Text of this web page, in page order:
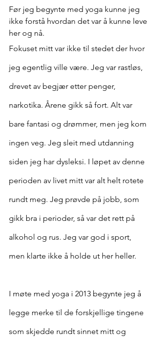
Før jeg begynte med yoga kunne jeg
ikke forstå hvordan det var å kunne leve
her og nå.
Fokuset mitt var ikke til stedet der hvor
jeg egentlig ville være. Jeg var rastløs,
drevet av begjær etter penger,
narkotika. Årene gikk så fort. Alt var
bare fantasi og drømmer, men jeg kom
ingen veg. Jeg sleit med utdanning
siden jeg har dysleksi. I løpet av denne
perioden av livet mitt var alt helt rotete
rundt meg. Jeg prøvde på jobb, som
gikk bra i perioder, så var det rett på
alkohol og rus. Jeg var god i sport,
men klarte ikke å holde ut her heller.
I møte med yoga i 2013 begynte jeg å
legge merke til de forskjellige tingene
som skjedde rundt sinnet mitt og